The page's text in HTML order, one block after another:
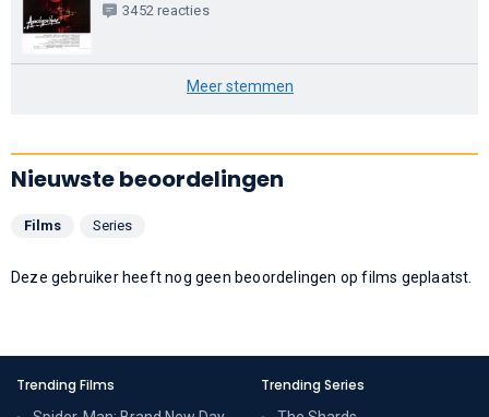
3452 reacties
Meer stemmen
Nieuwste beoordelingen
Films Series
Deze gebruiker heeft nog geen beoordelingen op films geplaatst.
Trending Films Trending Series